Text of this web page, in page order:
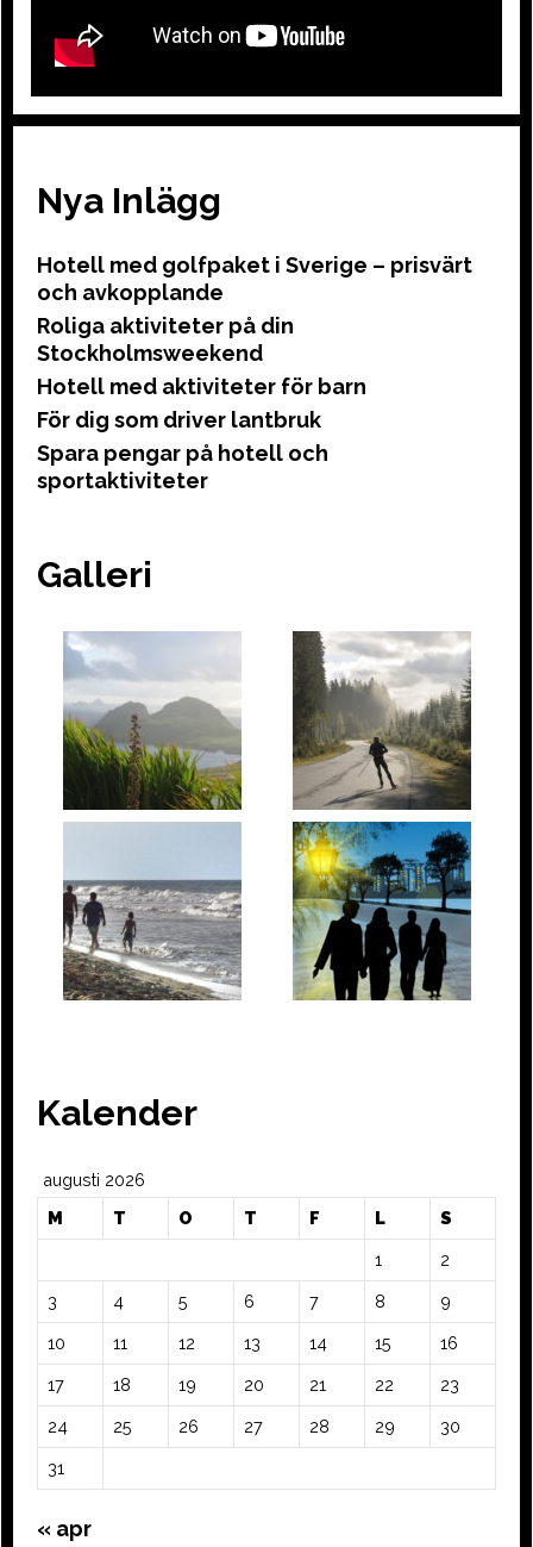
Nya Inlägg
Hotell med golfpaket i Sverige – prisvärt
och avkopplande
Roliga aktiviteter på din
Stockholmsweekend
Hotell med aktiviteter för barn
För dig som driver lantbruk
Spara pengar på hotell och
sportaktiviteter
Galleri
Kalender
augusti 2026
M
T O T F L S
1 2
3 4 5 6 7 8 9
10 11 12 13 14 15 16
17 18 19 20 21 22 23
24 25 26 27 28 29 30
31
« apr